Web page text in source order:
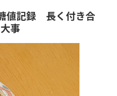
値記録 長く付き合
事